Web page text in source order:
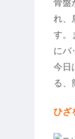
骨盤
れ、
す。
にバ
今日
る、
ひざ